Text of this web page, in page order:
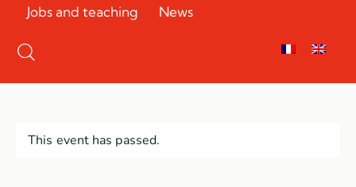
Jobs and teaching News
This event has passed.